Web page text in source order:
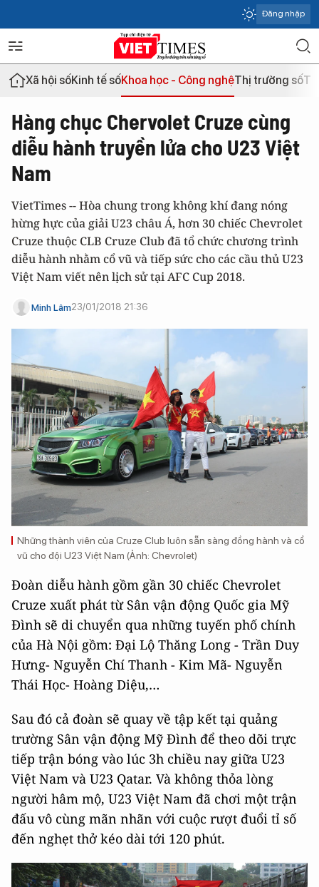
Đăng nhập
Xã hội sốKinh tế sốKhoa học - Công nghệThị trường số
Hàng chục Chervolet Cruze cùng
diễu hành truyền lửa cho U23 Việt
Nam
VietTimes -- Hòa chung trong không khí đang nóng
hừng hực của giải U23 châu Á, hơn 30 chiếc Chevrolet
Cruze thuộc CLB Cruze Club đã tổ chức chương trình
diễu hành nhằm cổ vũ và tiếp sức cho các cầu thủ U23
Việt Nam viết nên lịch sử tại AFC Cup 2018.
Minh Lâm23/01/2018 21:36
Những thành viên của Cruze Club luôn sẵn sàng đồng hành và cổ
vũ cho đội U23 Việt Nam (Ảnh: Chevrolet)
Đoàn diễu hành gồm gần 30 chiếc Chevrolet
Cruze xuất phát từ Sân vận động Quốc gia Mỹ
Đình sẽ di chuyển qua những tuyến phố chính
của Hà Nội gồm: Đại Lộ Thăng Long - Trần Duy
Hưng- Nguyễn Chí Thanh - Kim Mã- Nguyễn
Thái Học- Hoàng Diệu,…
Sau đó cả đoàn sẽ quay về tập kết tại quảng
trường Sân vận động Mỹ Đình để theo dõi trực
tiếp trận bóng vào lúc 3h chiều nay giữa U23
Việt Nam và U23 Qatar. Và không thỏa lòng
người hâm mộ, U23 Việt Nam đã chơi một trận
đấu vô cùng mãn nhãn với cuộc rượt đuổi tỉ số
đến nghẹt thở kéo dài tới 120 phút.